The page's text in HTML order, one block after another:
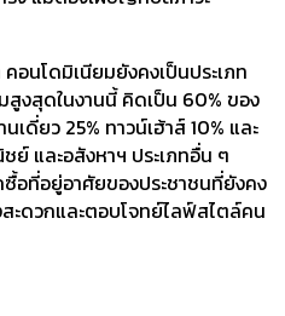
อนโดมิเนียมยังคงเป็นประเภท
งสุดในงานนี้ คิดเป็น 60% ของ
ดี่ยว 25% ทาวน์เฮ้าส์ 10% และ
ย์ และอสังหาฯ ประเภทอื่น ๆ
อที่อยู่อาศัยของประชาชนที่ยังคง
ะดวกและตอบโจทย์ไลฟ์สไตล์คน